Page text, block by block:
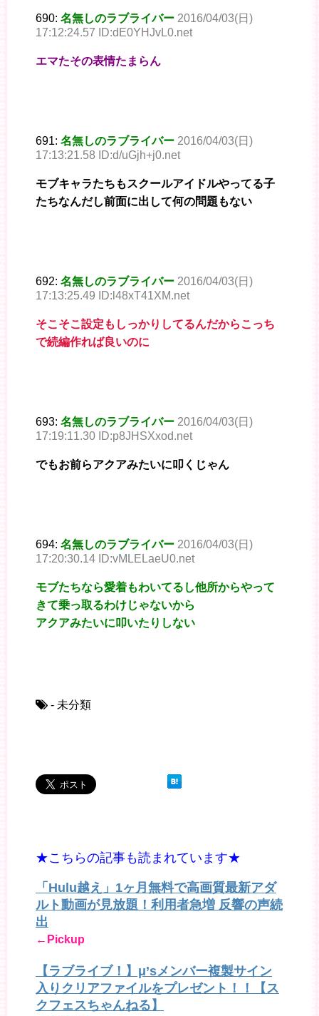
690: 名無しのラブライバー 2016/04/03(日)
17:12:24.57 ID:dE0YHJvL0.net
エマたその表情たまらん
691: 名無しのラブライバー 2016/04/03(日)
17:13:21.58 ID:d/uGjh+j0.net
モブキャラたちもスクールアイドルやってる子
たちなんだし前面に出して何の問題もない
692: 名無しのラブライバー 2016/04/03(日)
17:13:25.49 ID:l48xT41XM.net
そこそこ設定もしっかりしてるんだからこっち
で続編作れば良いのに
693: 名無しのラブライバー 2016/04/03(日)
17:19:11.30 ID:p8JHSXxod.net
でもお前らアクアみたいに叩くじゃん
694: 名無しのラブライバー 2016/04/03(日)
17:20:30.14 ID:vMLELaeU0.net
モブたちなら愛着もわいてるし他所からやって
きて乗っ取るわけじゃないから
アクアみたいに叩いたりしない
- 未分類
★こちらの記事も読まれています★
「Hulu越え」1ヶ月無料で高画質最新アダ
ルト動画が見放題！利用者急増 反響の声続
出
←Pickup
【ラブライブ！】μ’sメンバー複製サイン
入りクリアファイルをプレゼント！！【ス
クフェスちゃんねる】